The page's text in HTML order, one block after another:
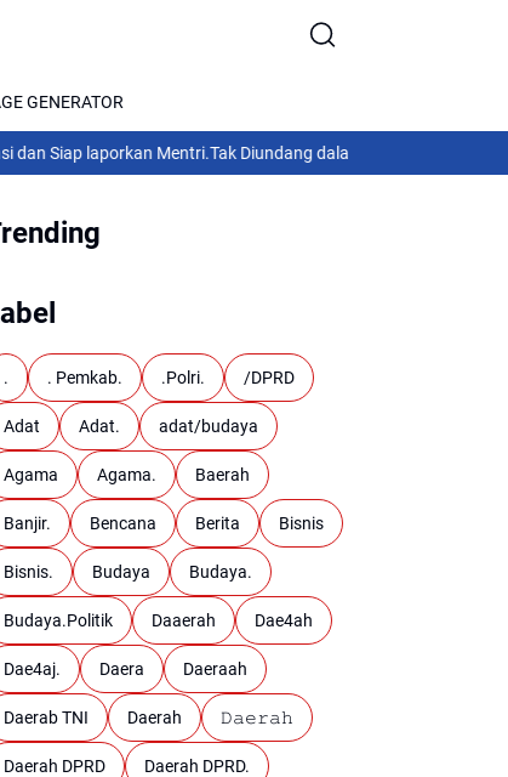
GENERATOR
Mentri.Tak Diundang dalam Pendataan Lahan hanya
. . Pemkab. .Polri. /DPRD
Adat Adat. adat/budaya
Agama Agama. Baerah
Banjir. Bencana Berita Bisnis
Bisnis. Budaya Budaya.
Budaya.Politik Daaerah Dae4ah
Dae4aj. Daera Daeraah
Daerab TNI Daerah 𝙳𝚊𝚎𝚛𝚊𝚑
Daerah DPRD Daerah DPRD.